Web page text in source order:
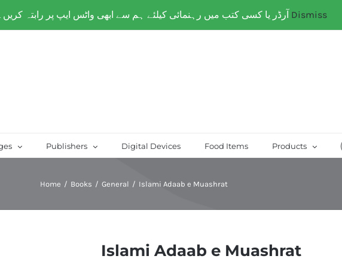
Dismiss
Paksitan) | Same day delivery for Lahore My Account
Publishers Digital Devices Food Items Products
Home / Books / General / Islami Adaab e Muashrat
Islami Adaab e Muashrat